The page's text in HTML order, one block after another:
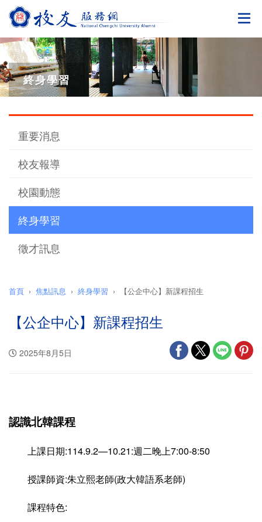
切
終身學習
重要消息
校友報導
校園動態
終身學習
徵才訊息
首頁 焦點訊息 終身學習 【公企中心】新課程招生
【公企中心】新課程招生
2025年8月5日
認識北韓課程
上課日期:114.9.2—10.21:週二晚上7:00-8:50
授課師資:朱立熙老師(政大韓語系老師)
課程特色: